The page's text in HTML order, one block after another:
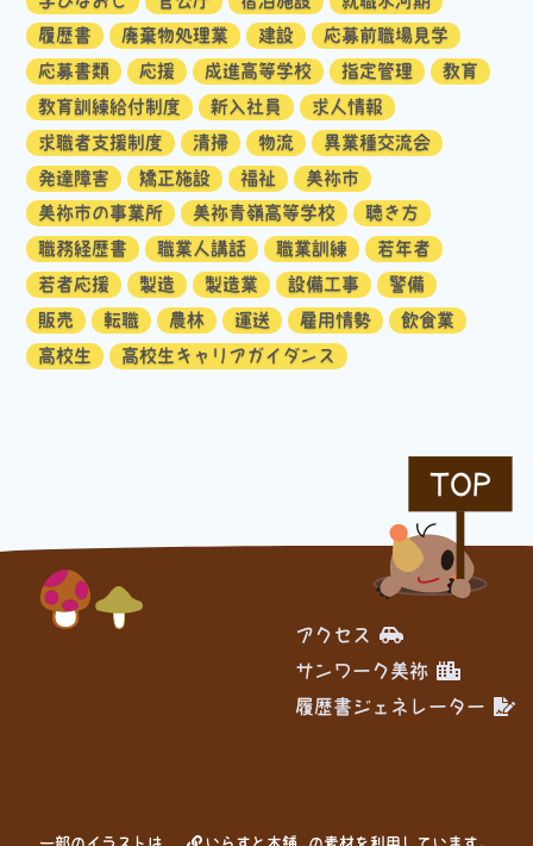
履歴書
廃棄物処理業 建設
応募前職場見学
応募書類
応援 成進高等学校 指定管理
教育
教育訓練給付制度
新入社員
求人情報
求職者支援制度
清掃 物流
異業種交流会
発達障害
矯正施設 福祉
美祢市
美祢市の事業所
美祢青嶺高等学校
聴き方
職務経歴書
職業人講話 職業訓練
若年者
若者応援
製造 製造業 設備工事
警備
販売
転職 農林 運送 雇用情勢
飲食業
高校生
高校生キャリアガイダンス
TOP
アクセス
サンワーク美祢
履歴書ジェネレーター